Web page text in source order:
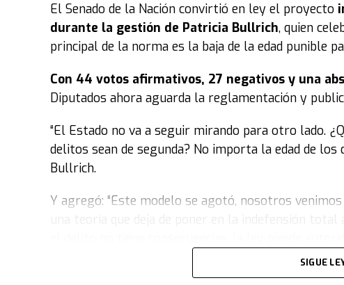
El Senado de la Nación convirtió en ley el proyecto
durante la gestión de Patricia Bullrich, quien
principal de la norma es la baja de la edad punible
Con 44 votos afirmativos, 27 negativos y una
Diputados ahora aguarda la reglamentación y
“El Estado no va a seguir mirando para otro lado.
delitos sean de segunda? No importa la edad de
Bullrich.
Y agregó: “Este modelo se agotó, nosotros
“Vinimos a poner orden y no nos da vergüenza.
SIGUE